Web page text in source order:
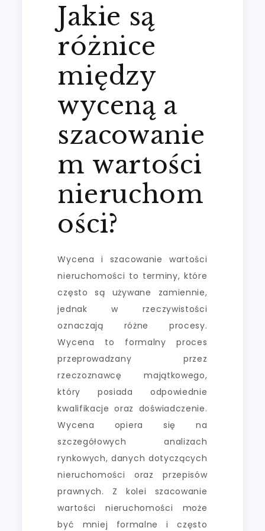
Jakie są
różnice
między
wyceną a
szacowanie
m wartości
nieruchom
ości?
Wycena i szacowanie wartości
nieruchomości to terminy, które
często są używane zamiennie,
jednak w rzeczywistości
oznaczają różne procesy.
Wycena to formalny proces
przeprowadzany przez
rzeczoznawcę majątkowego,
który posiada odpowiednie
kwalifikacje oraz doświadczenie.
Wycena opiera się na
szczegółowych analizach
rynkowych, danych dotyczących
nieruchomości oraz przepisów
prawnych. Z kolei szacowanie
wartości nieruchomości może
być mniej formalne i często